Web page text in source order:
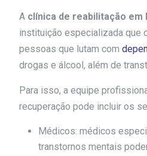
A clínica de reabilitação em
instituição especializada que
pessoas que lutam com
drogas e álcool, além de
Para isso, a equipe
recuperação pode incluir os
Médicos: médicos
transtornos mentais